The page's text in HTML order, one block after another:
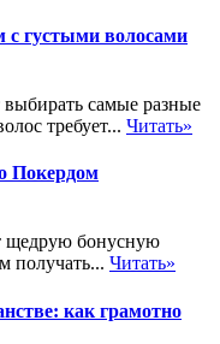
с густыми волосами
самые разные
требует... Читать»
Покердом
щедрую бонусную
получать... Читать»
как грамотно